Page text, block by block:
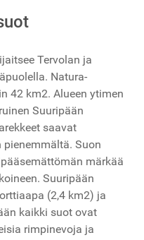
Tervolan ja
Natura-
42 km2. Alueen ytimen
Suuripään
saavat
Suon
märkää
Suuripään
(2,4 km2) ja
kaikki suot ovat
rimpinevoja ja